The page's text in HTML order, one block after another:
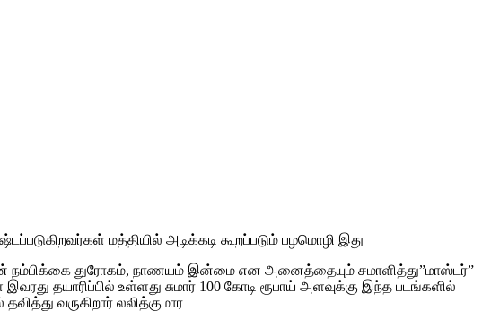
மத்தியில் அடிக்கடி கூறப்படும் பழமொழி இது
நம்பிக்கை துரோகம், நாணயம் இன்மை என அனைத்தையும் சமாளித்து”மாஸ்டர்”
தயாரிப்பில் உள்ளது சுமார் 100 கோடி ரூபாய் அளவுக்கு இந்த படங்களில்
வருகிறார் லலித்குமார